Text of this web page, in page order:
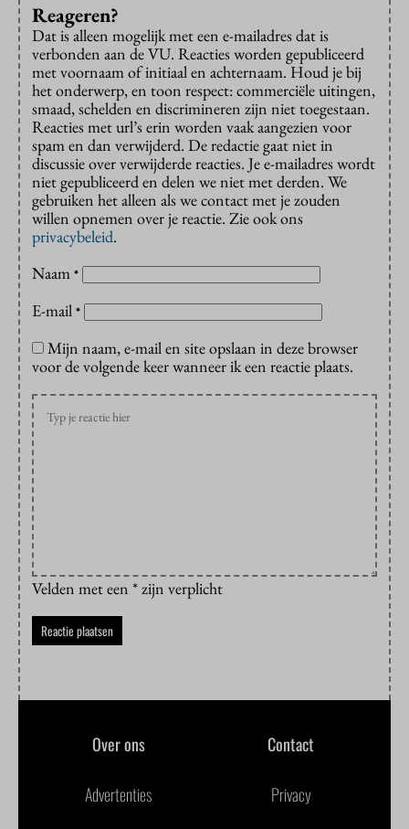
Reageren?
Dat is alleen mogelijk met een e-mailadres dat is
verbonden aan de VU. Reacties worden gepubliceerd
met voornaam of initiaal en achternaam. Houd je bij
het onderwerp, en toon respect: commerciële uitingen,
smaad, schelden en discrimineren zijn niet toegestaan.
Reacties met url’s erin worden vaak aangezien voor
spam en dan verwijderd. De redactie gaat niet in
discussie over verwijderde reacties. Je e-mailadres wordt
niet gepubliceerd en delen we niet met derden. We
gebruiken het alleen als we contact met je zouden
willen opnemen over je reactie. Zie ook ons
privacybeleid.
Naam *
E-mail *
Mijn naam, e-mail en site opslaan in deze browser
voor de volgende keer wanneer ik een reactie plaats.
Velden met een * zijn verplicht
Over ons Contact
Advertenties Privacy